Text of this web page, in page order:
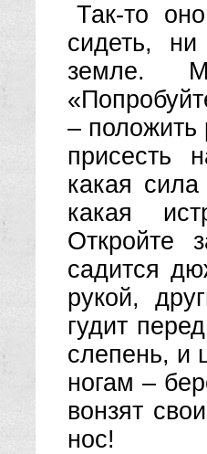
Так-то
сидеть,
земле.
– положить
присесть
какая
какая
Откройте
садится
рукой,
гудит
слепень, и
ногам –
вонзят
нос!